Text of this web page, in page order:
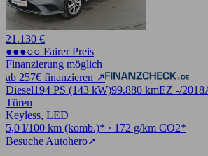
21.130 €
●●●○○ Fairer Preis
Finanzierung möglich
ab 257€ finanzieren ↗
Diesel194 PS (143 kW)99.880 kmEZ -/2018
Türen
Keyless, LED
5,0 l/100 km (komb.)* · 172 g/km CO2*
Besuche Autohero➚